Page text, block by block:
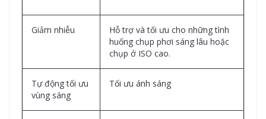
Giảm nhiễu
Hỗ trợ và tối ưu cho những tình
huống chụp phơi sáng lâu hoặc
chụp ở ISO cao.
Tự động tối ưu
vùng sáng
Tối ưu ánh sáng